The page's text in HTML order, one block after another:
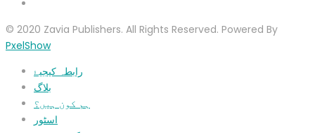
© 2020 Zavia Publishers. All Rights Reserved. Powered By
PxelShow
رابطہ کیجیۓ
بلاگ
ہم کون ہیں؟
اسٹور